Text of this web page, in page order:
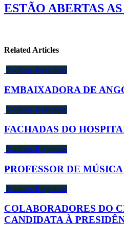
ESTÃO ABERTAS
Related Articles
Notícias Regionais
EMBAIXADORA DE
Notícias Regionais
FACHADAS DO
Notícias Regionais
PROFESSOR DE
Notícias Regionais
COLABORADORES DO
CANDIDATA À